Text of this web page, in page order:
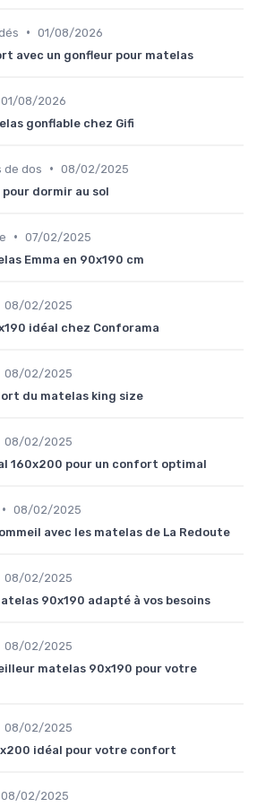
• 01/08/2026
avec un gonfleur pour matelas
01/08/2026
gonflable chez Gifi
de dos • 08/02/2025
dormir au sol
• 07/02/2025
Emma en 90x190 cm
08/02/2025
idéal chez Conforama
08/02/2025
du matelas king size
08/02/2025
160x200 pour un confort optimal
• 08/02/2025
avec les matelas de La Redoute
08/02/2025
90x190 adapté à vos besoins
08/02/2025
matelas 90x190 pour votre
08/02/2025
idéal pour votre confort
08/02/2025